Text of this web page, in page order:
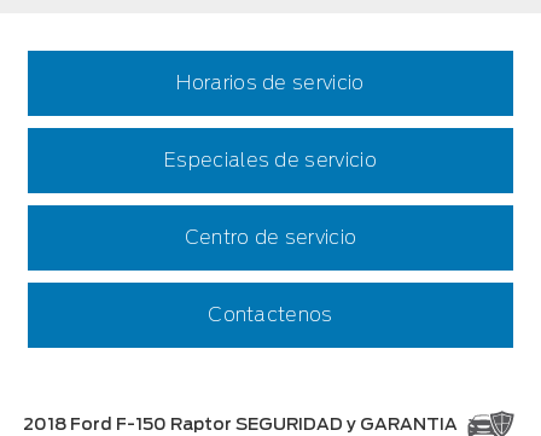
Horarios de servicio
Especiales de servicio
Centro de servicio
Contactenos
2018 Ford F-150 Raptor SEGURIDAD y GARANTIA